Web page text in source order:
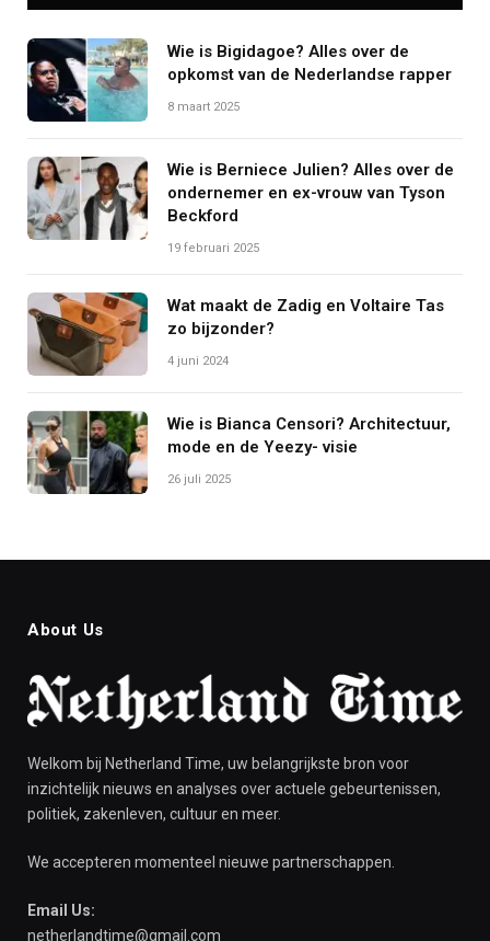
Wie is Bigidagoe? Alles over de
opkomst van de Nederlandse rapper
8 maart 2025
Wie is Berniece Julien? Alles over de
ondernemer en ex-vrouw van Tyson
Beckford
19 februari 2025
Wat maakt de Zadig en Voltaire Tas
zo bijzonder?
4 juni 2024
Wie is Bianca Censori? Architectuur,
mode en de Yeezy- visie
26 juli 2025
About Us
Welkom bij Netherland Time, uw belangrijkste bron voor
inzichtelijk nieuws en analyses over actuele gebeurtenissen,
politiek, zakenleven, cultuur en meer.
We accepteren momenteel nieuwe partnerschappen.
Email Us:
netherlandtime@gmail.com